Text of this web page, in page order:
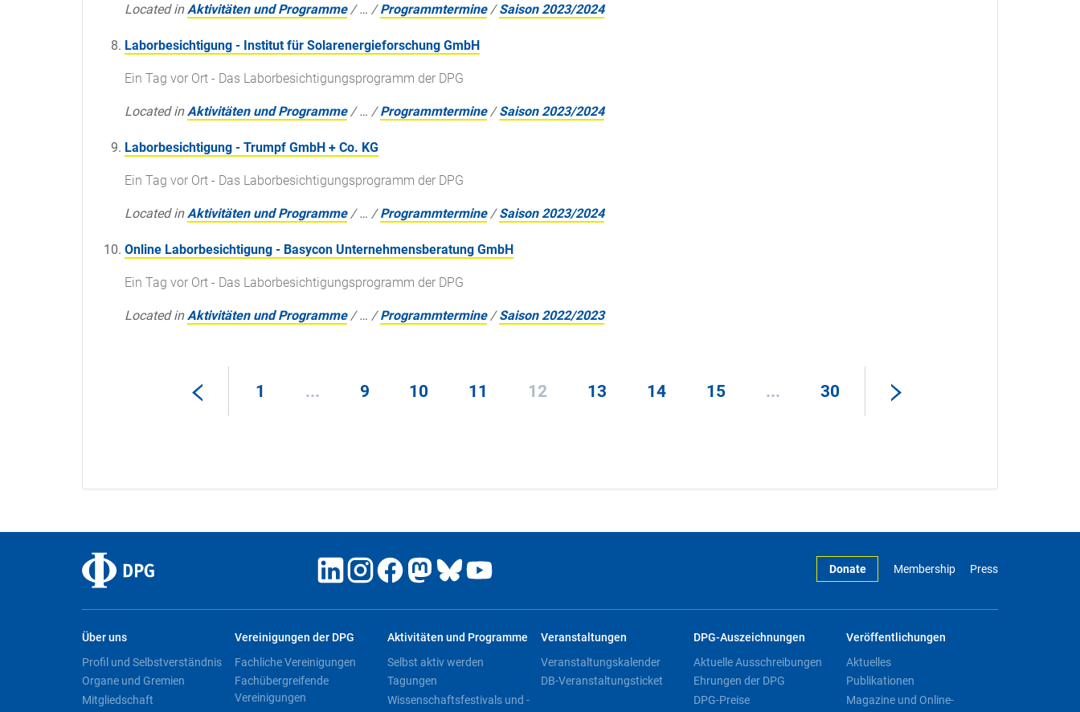
Located in Aktivitäten und Programme /… /Programmtermine /Saison 2023/2024
Laborbesichtigung - Institut für Solarenergieforschung GmbH
Ein Tag vor Ort - Das Laborbesichtigungsprogramm der DPG
Located in Aktivitäten und Programme /… /Programmtermine /Saison 2023/2024
Laborbesichtigung - Trumpf GmbH + Co. KG
Ein Tag vor Ort - Das Laborbesichtigungsprogramm der DPG
Located in Aktivitäten und Programme /… /Programmtermine /Saison 2023/2024
Online Laborbesichtigung - Basycon Unternehmensberatung GmbH
Ein Tag vor Ort - Das Laborbesichtigungsprogramm der DPG
Located in Aktivitäten und Programme /… /Programmtermine /Saison 2022/2023
1 ... 9 10 11 12 13 14 15 ... 30
Donate Membership Press
Über uns
Profil und Selbstverständnis
Organe und Gremien
Mitgliedschaft
Vereinigungen der DPG
Fachliche Vereinigungen
Fachübergreifende
Vereinigungen
Aktivitäten und Programme
Selbst aktiv werden
Tagungen
Wissenschaftsfestivals und -
Veranstaltungen
Veranstaltungskalender
DB-Veranstaltungsticket
DPG-Auszeichnungen
Aktuelle Ausschreibungen
Ehrungen der DPG
DPG-Preise
Veröffentlichungen
Aktuelles
Publikationen
Magazine und Online-